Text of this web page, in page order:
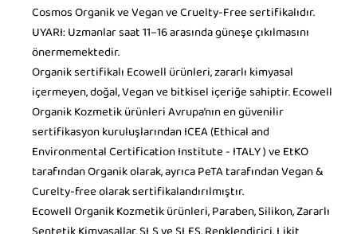
Cosmos Organik ve Vegan ve Cruelty-Free sertifikalıdır.
UYARI: Uzmanlar saat 11–16 arasında güneşe çıkılmasını
önermemektedir.
Organik sertifikalı Ecowell ürünleri, zararlı kimyasal
içermeyen, doğal, Vegan ve bitkisel içeriğe sahiptir. Ecowell
Organik Kozmetik ürünleri Avrupa’nın en güvenilir
sertifikasyon kuruluşlarından ICEA (Ethical and
Environmental Certification Institute - ITALY ) ve EtKO
tarafından Organik olarak, ayrıca PeTA tarafından Vegan &
Curelty-free olarak sertifikalandırılmıştır.
Ecowell Organik Kozmetik ürünleri, Paraben, Silikon, Zararlı